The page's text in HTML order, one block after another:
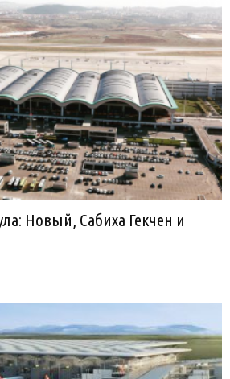
Новый, Сабиха Гекчен и